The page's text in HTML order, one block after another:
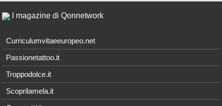
I magazine di Qonnetwork
Curriculumvitaeeuropeo.net
Passionetattoo.it
Troppodolce.it
Scoprilamela.it